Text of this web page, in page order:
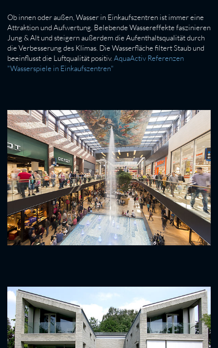
Ob innen oder außen, Wasser in Einkaufszentren ist immer eine
Attraktion und Aufwertung. Belebende Wassereffekte faszinieren
Jung & Alt und steigern außerdem die Aufenthaltsqualität durch
die Verbesserung des Klimas. Die Wasserfläche filtert Staub und
beeinflusst die Luftqualität positiv. AquaActiv Referenzen
"Wasserspiele in Einkaufszentren"